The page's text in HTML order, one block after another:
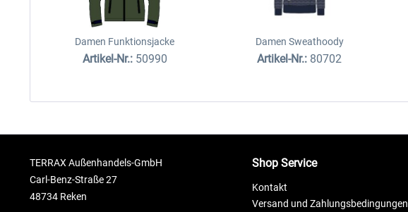
Damen Funktionsjacke
Artikel-Nr.: 50990
Damen Sweathoody
Artikel-Nr.: 80702
TERRAX Außenhandels-GmbH
Carl-Benz-Straße 27
48734 Reken
Shop Service
Kontakt
Versand und Zahlungsbedingungen